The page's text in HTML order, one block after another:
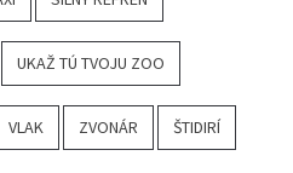
UKAŽ TÚ TVOJU ZOO
VLAK ZVONÁR ŠTIDIRÍ